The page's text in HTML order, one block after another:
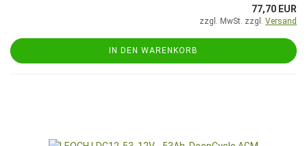
77,70 EUR
zzgl. MwSt. zzgl. Versand
IN DEN WARENKORB